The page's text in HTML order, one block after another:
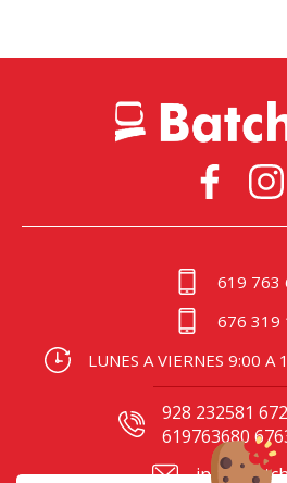
619 763
676 319
LUNES A VIERNES 9:00
928 232581
619763680